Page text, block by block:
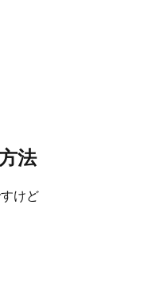
法
けど